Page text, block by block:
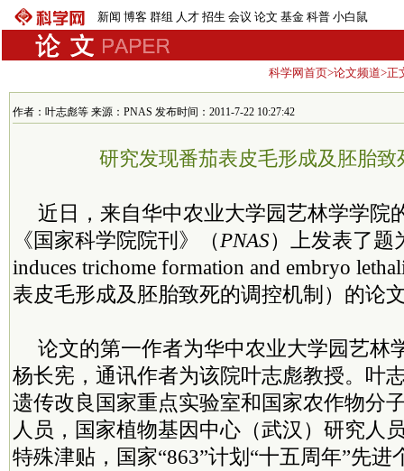
新闻 博客 群组 人才 招生 会议 论文 基金 科普 小白鼠
科学网首页>论文频道>正
作者：叶志彪等 来源：PNAS 发布时间：2011-7-22 10:27:42
研究发现番茄表皮毛形成及胚胎致
近日，来自华中农业大学园艺林学学院
《国家科学院院刊》（PNAS）上发表了题
induces trichome formation and embryo
表皮毛形成及胚胎致死的调控机制）的论
论文的第一作者为华中农业大学园艺林
杨长宪，通讯作者为该院叶志彪教授。叶
遗传改良国家重点实验室和国家农作物分
人员，国家植物基因中心（武汉）研究人
特殊津贴，国家“863”计划“十五周年”先